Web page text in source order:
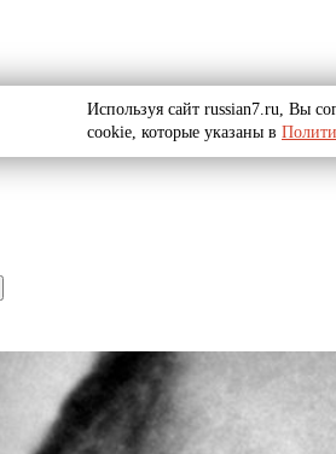
Используя сайт russian7.ru, Вы
cookie, которые указаны в